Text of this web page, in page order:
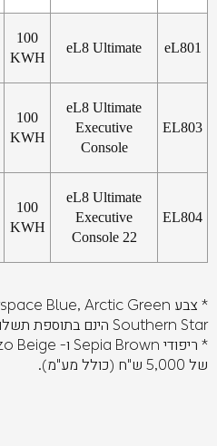
eL801
eL8 Ultimate
100
KWH
EL803
eL8 Ultimate
Executive
Console
100
KWH
EL804
eL8 Ultimate
Executive
Console 22
100
KWH
של 5,000 ש"ח (כולל מע"מ).